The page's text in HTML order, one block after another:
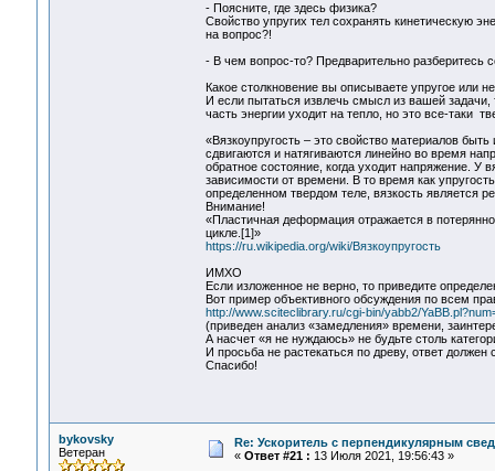
- Поясните, где здесь физика?
Свойство упругих тел сохранять кинетическую
на вопрос?!
- В чем вопрос-то? Предварительно разберитесь
Какое столкновение вы описываете упругое или
И если пытаться извлечь смысл из вашей задачи,
часть энергии уходит на тепло, но это все-таки
«Вязкоупругость – это свойство материалов
сдвигаются и натягиваются линейно во время
обратное состояние, когда уходит напряжение. У
зависимости от времени. В то время как
определенном твердом теле, вязкость является
Внимание!
«Пластичная деформация отражается в
цикле.[1]»
https://ru.wikipedia.org/wiki/Вязкоупругость
ИМХО
Если изложенное не верно, то приведите
Вот пример объективного обсуждения по всем
http://www.sciteclibrary.ru/cgi-bin/yabb2/
(приведен анализ «замедления» времени,
А насчет «я не нуждаюсь» не будьте столь
И просьба не растекаться по древу, ответ
Спасибо!
bykovsky
Ветеран
Re: Ускоритель с перпендикулярным
« Ответ #21 : 13 Июля 2021, 19:56:43 »